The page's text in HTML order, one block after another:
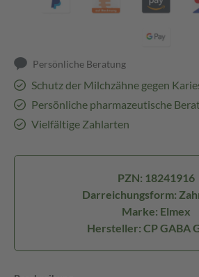
Persönliche Beratung
Schutz der Milchzähne gegen
Persönliche pharmazeutische
Vielfältige Zahlarten
PZN: 18241916
Darreichungsform:
Marke: Elmex
Hersteller: CP GABA